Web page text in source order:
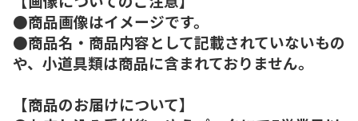
●商品画像はイメージです。
●商品名・商品内容として記載されていないもの
や、小道具類は商品に含まれておりません。
【商品のお届けについて】